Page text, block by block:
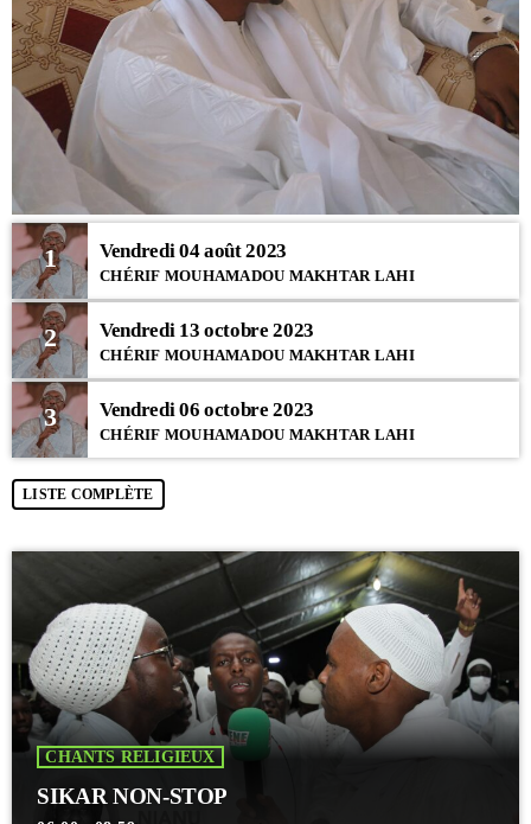
1 Vendredi 04 août 2023
CHÉRIF MOUHAMADOU MAKHTAR LAHI
2 Vendredi 13 octobre 2023
CHÉRIF MOUHAMADOU MAKHTAR LAHI
3 Vendredi 06 octobre 2023
CHÉRIF MOUHAMADOU MAKHTAR LAHI
LISTE COMPLÈTE
CHANTS RELIGIEUX
SIKAR NON-STOP